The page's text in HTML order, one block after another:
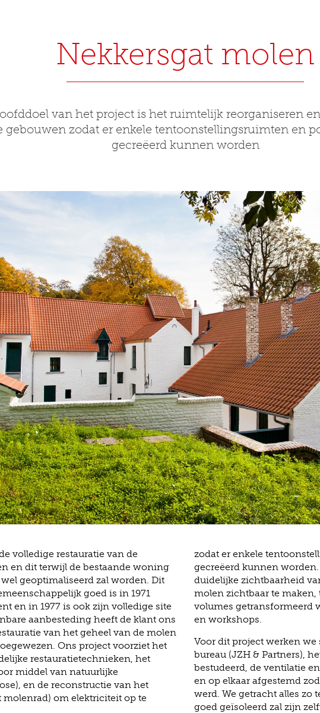
Nekkersgat molen
van het project is het ruimtelijk reorganiseren
gebouwen zodat er enkele tentoonstellingsruimten en
gecreëerd kunnen worden
volledige restauratie van de
en dit terwijl de bestaande woning
geoptimaliseerd zal worden. Dit
goed is in 1971
en in 1977 is ook zijn volledige site
aanbesteding heeft de klant ons
van het geheel van de molen
Ons project voorziet het
restauratietechnieken, het
middel van natuurlijke
en de reconstructie van het
om elektriciteit op te
zodat er enkele
gecreëerd kunnen
duidelijke zichtbaarheid
molen zichtbaar te
volumes getransformeerd
en workshops.
Voor dit project werken
bureau (JZH & Partners),
bestudeerd, de ventilatie
en op elkaar afgestemd
werd. We getracht alles zo
goed geïsoleerd zal zijn